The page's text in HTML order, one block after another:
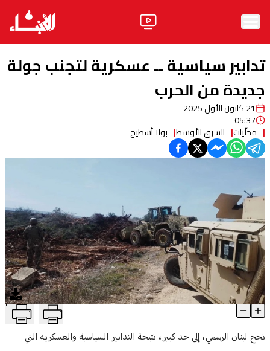
ثقافة ومجتمع
منوعات
آراء
فيديو
مواقف
الحزب
ابحث
تدابير سياسية ــ عسكرية لتجنب جولة
جديدة من الحرب
21 كانون الأول 2025
05:37
محلّيات الشرق الأوسط بولا أسطيح
تدابير سياسية ــ عسكرية لتجنب جولة جديدة من الحرب T
Article Content
نجح لبنان الرسمي، إلى حد كبير، نتيجة التدابير السياسية والعسكرية التي